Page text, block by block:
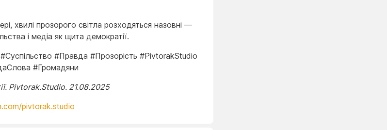
хвилі прозорого світла розходяться назовні —
і медіа як щита демократії.
#Правда #Прозорість #PivtorakStudio
#Громадяни
Pivtorak.Studio. 21.08.2025
pivtorak.studio